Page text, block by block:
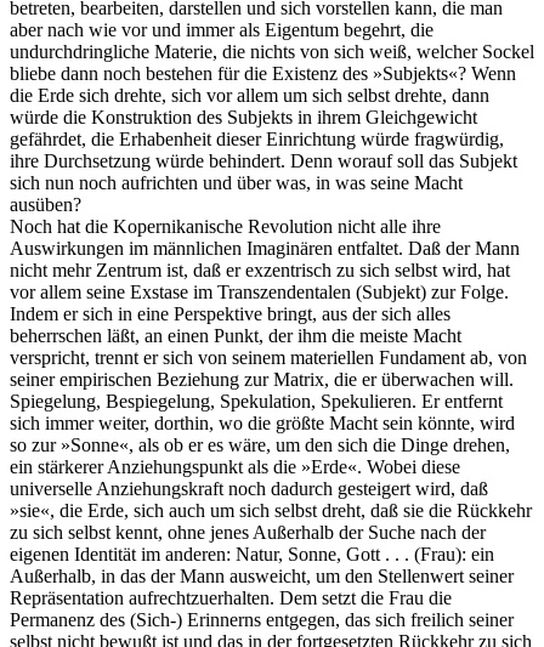
betreten, bearbeiten, darstellen und sich vorstellen kann, die man
aber nach wie vor und immer als Eigentum begehrt, die
undurchdringliche Materie, die nichts von sich weiß, welcher Sockel
bliebe dann noch bestehen für die Existenz des »Subjekts«? Wenn
die Erde sich drehte, sich vor allem um sich selbst drehte, dann
würde die Konstruktion des Subjekts in ihrem Gleichgewicht
gefährdet, die Erhabenheit dieser Einrichtung würde fragwürdig,
ihre Durchsetzung würde behindert. Denn worauf soll das Subjekt
sich nun noch aufrichten und über was, in was seine Macht
ausüben?
Noch hat die Kopernikanische Revolution nicht alle ihre
Auswirkungen im männlichen Imaginären entfaltet. Daß der Mann
nicht mehr Zentrum ist, daß er exzentrisch zu sich selbst wird, hat
vor allem seine Exstase im Transzendentalen (Subjekt) zur Folge.
Indem er sich in eine Perspektive bringt, aus der sich alles
beherrschen läßt, an einen Punkt, der ihm die meiste Macht
verspricht, trennt er sich von seinem materiellen Fundament ab, von
seiner empirischen Beziehung zur Matrix, die er überwachen will.
Spiegelung, Bespiegelung, Spekulation, Spekulieren. Er entfernt
sich immer weiter, dorthin, wo die größte Macht sein könnte, wird
so zur »Sonne«, als ob er es wäre, um den sich die Dinge drehen,
ein stärkerer Anziehungspunkt als die »Erde«. Wobei diese
universelle Anziehungskraft noch dadurch gesteigert wird, daß
»sie«, die Erde, sich auch um sich selbst dreht, daß sie die Rückkehr
zu sich selbst kennt, ohne jenes Außerhalb der Suche nach der
eigenen Identität im anderen: Natur, Sonne, Gott . . . (Frau): ein
Außerhalb, in das der Mann ausweicht, um den Stellenwert seiner
Repräsentation aufrechtzuerhalten. Dem setzt die Frau die
Permanenz des (Sich-) Erinnerns entgegen, das sich freilich seiner
selbst nicht bewußt ist und das in der fortgesetzten Rückkehr zu sich